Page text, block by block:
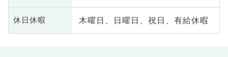
休日休暇 木曜日、日曜日、祝日、有給休暇